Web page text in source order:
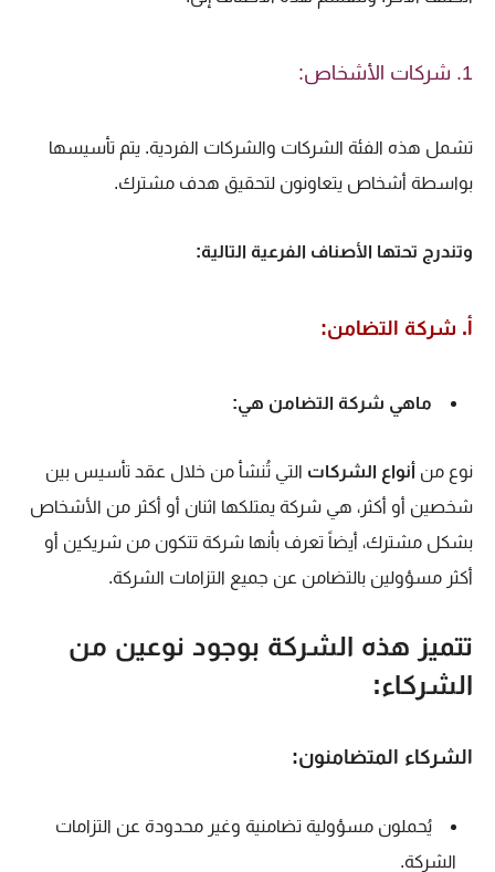
1. شركات الأشخاص:
تشمل هذه الفئة الشركات والشركات الفردية. يتم تأسيسها
بواسطة أشخاص يتعاونون لتحقيق هدف مشترك.
وتندرج تحتها الأصناف الفرعية التالية:
أ. شركة التضامن:
ماهي شركة التضامن هي:
نوع من أنواع الشركات التي تُنشأ من خلال عقد تأسيس بين
شخصين أو أكثر، هي شركة يمتلكها اثنان أو أكثر من الأشخاص
بشكل مشترك، أيضاً تعرف بأنها شركة تتكون من شريكين أو
أكثر مسؤولين بالتضامن عن جميع التزامات الشركة.
تتميز هذه الشركة بوجود نوعين من
الشركاء:
الشركاء المتضامنون:
يُحملون مسؤولية تضامنية وغير محدودة عن التزامات
الشركة.